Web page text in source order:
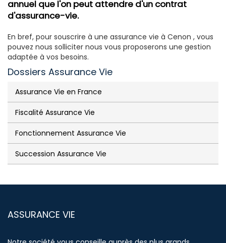
annuel que l'on peut attendre d'un contrat
d'assurance-vie.
En bref, pour souscrire à une assurance vie à Cenon , vous
pouvez nous solliciter nous vous proposerons une gestion
adaptée à vos besoins.
Dossiers Assurance Vie
Assurance Vie en France
Fiscalité Assurance Vie
Fonctionnement Assurance Vie
Succession Assurance Vie
ASSURANCE VIE